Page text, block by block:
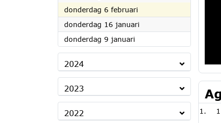
donderdag 6 februari
donderdag 16 januari
donderdag 9 januari
2024
2023
2022 1